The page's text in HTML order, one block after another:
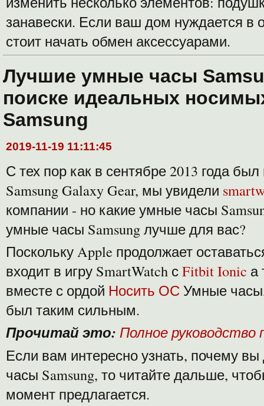
занавески. Если ваш дом нуждается в
стоит начать обмен аксессуарами.
Лучшие умные часы
поиске идеальных
Samsung
2019-11-19 11:11:45
С тех пор как в сентябре 2013 года
Samsung Galaxy Gear, мы увидели
компании - но какие умные часы
умные часы Samsung лучше для вас?
Поскольку Apple продолжает
входит в игру SmartWatch сFitbit Ionic а
вместе с ордой Носить ОС Умные
был таким сильным.
Прочитай это: Полное руководство
Если вам интересно узнать, почему
часы Samsung, то читайте дальше,
момент предлагается.